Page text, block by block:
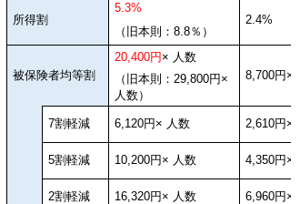
所得割
5.3%
2.4%
（旧本則：8.8％）
被保険者均等割
20,400円 × 人数
8,700円×
（旧本則：29,800円×
人数）
7割軽減 6,120円× 人数 2,610円×
5割軽減 10,200円× 人数 4,350円×
2割軽減 16,320円× 人数 6,960円×